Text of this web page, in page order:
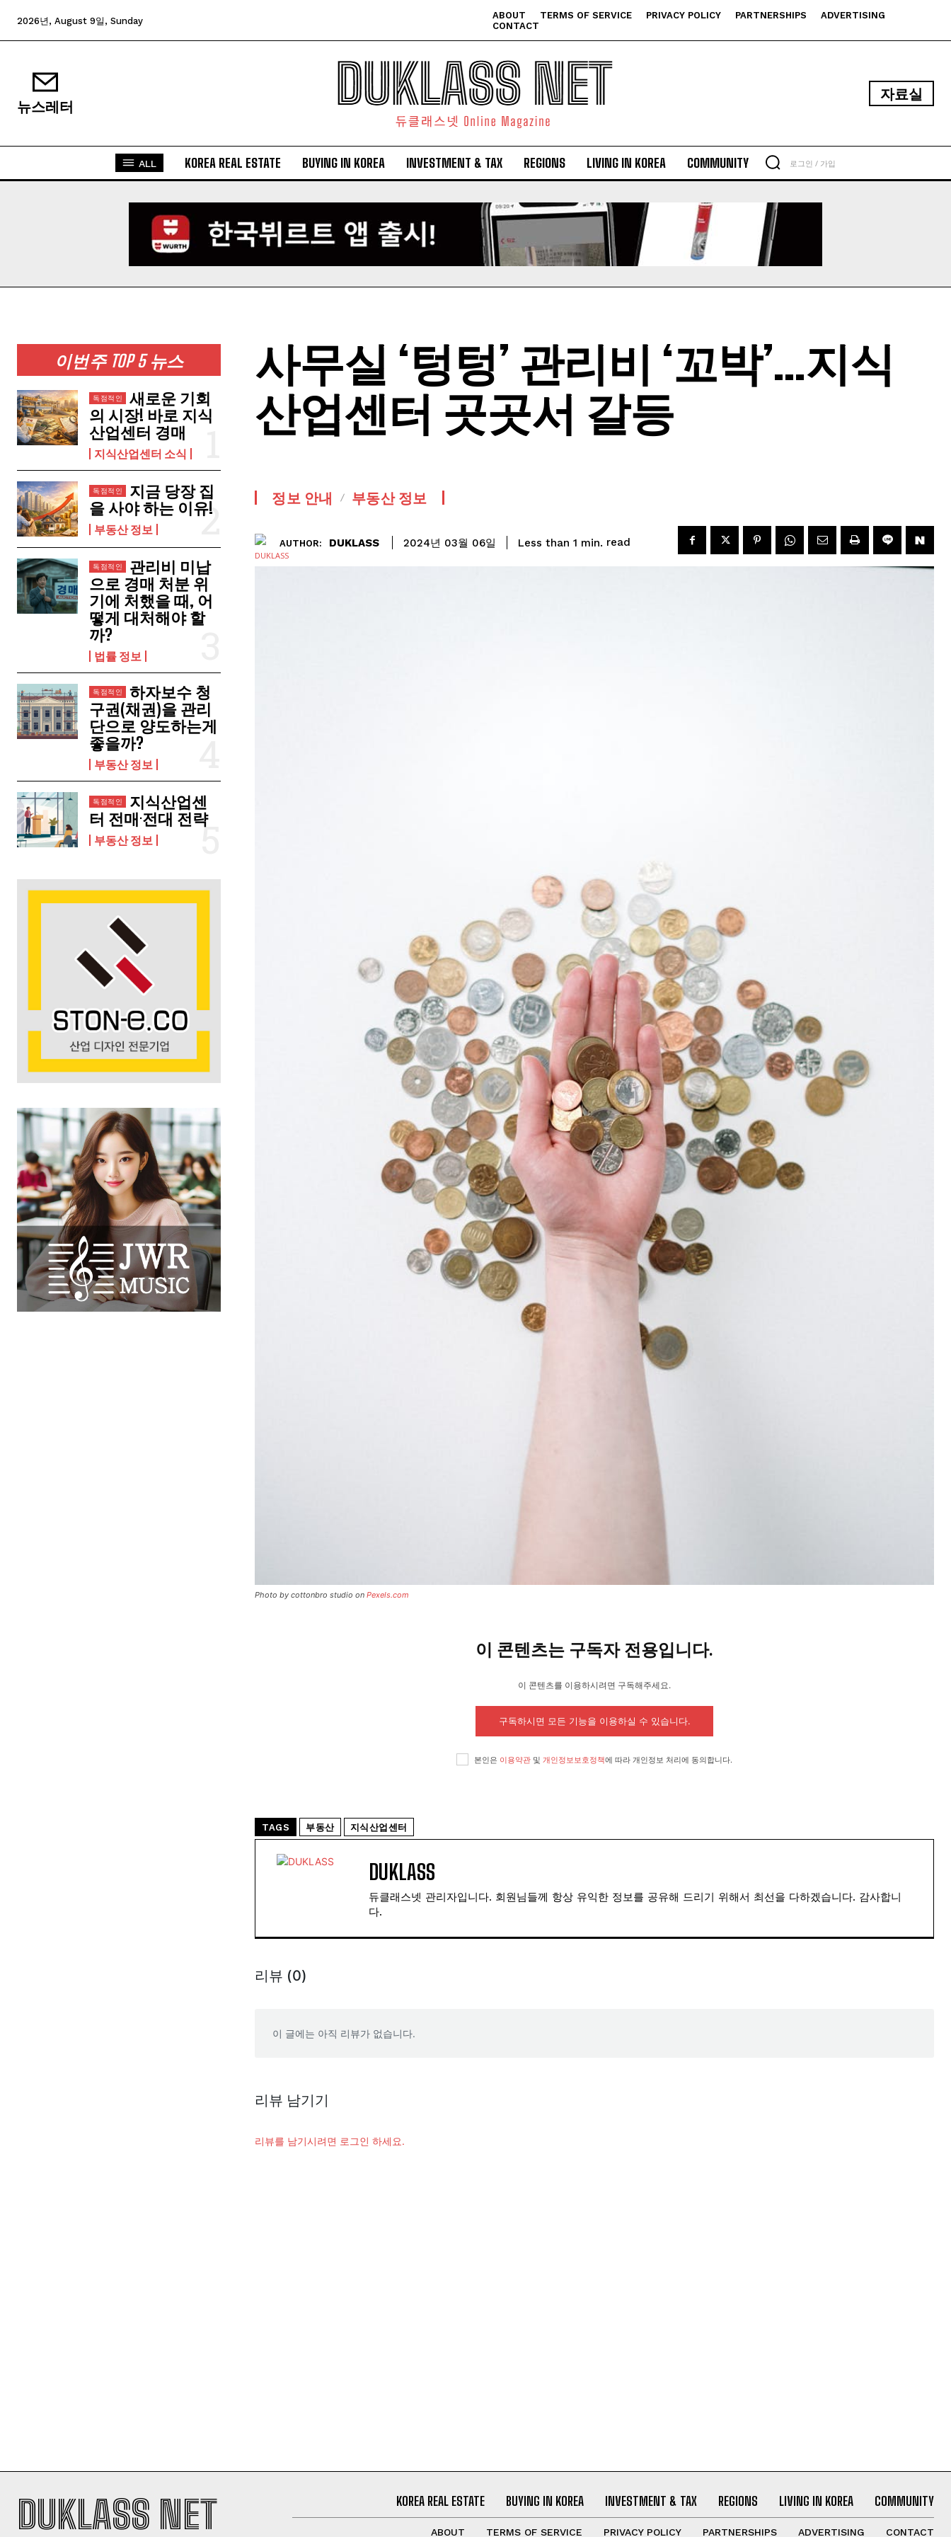
2026년, August 9일, Sunday ABOUT TERMS OF SERVICE PRIVACY POLICY PARTNERSHIPS
ADVERTISING
CONTACT
뉴스레터
자료실
ALL KOREA REAL ESTATE BUYING IN KOREA INVESTMENT & TAX REGIONS LIVING IN KOREA COMMUNITY 로그인 / 가입
이번주 TOP 5 뉴스
새로운 기회
의 시장! 바로 지식
산업센터 경매
지식산업센터 소식
지금 당장 집
을 사야 하는 이유!
부동산 정보
관리비 미납
으로 경매 처분 위
기에 처했을 때, 어
떻게 대처해야 할
까?
법률 정보
하자보수 청
구권(채권)을 관리
단으로 양도하는게
좋을까?
부동산 정보
지식산업센
터 전매·전대 전략
부동산 정보
사무실 ‘텅텅’ 관리비 ‘꼬박’…지식
산업센터 곳곳서 갈등
정보 안내 부동산 정보
AUTHOR: DUKLASS 2024년 03월 06일 Less than 1 min. read
Photo by cottonbro studio on Pexels.com
이 콘텐츠는 구독자 전용입니다.
이 콘텐츠를 이용하시려면 구독해주세요.
구독하시면 모든 기능을 이용하실 수 있습니다.
본인은 이용약관 및 개인정보보호정책에 따라 개인정보 처리에 동의합니다.
TAGS 부동산 지식산업센터
DUKLASS
듀클래스넷 관리자입니다. 회원님들께 항상 유익한 정보를 공유해 드리기 위해서 최선을 다하겠습니다. 감사합니
다.
리뷰 (0)
이 글에는 아직 리뷰가 없습니다.
리뷰 남기기
리뷰를 남기시려면 로그인 하세요.
DUKLASS NET KOREA REAL ESTATE BUYING IN KOREA INVESTMENT & TAX REGIONS LIVING IN KOREA COMMUNITY
ABOUT TERMS OF SERVICE PRIVACY POLICY PARTNERSHIPS ADVERTISING CONTACT